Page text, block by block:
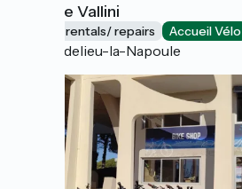
Philippe Vallini
Bicycle rentals/ repairs Accueil Vélo
Mandelieu-la-Napoule